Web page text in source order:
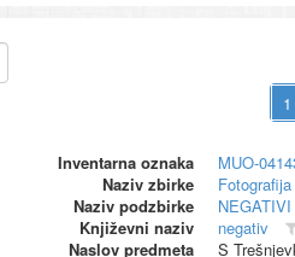
Inventarna oznaka
MUO-
Naziv zbirke
Naziv podzbirke
NEGATIVI
Književni naziv
negativ
Naslov predmeta
S